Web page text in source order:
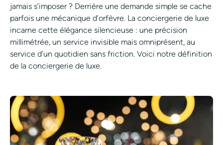
jamais s’imposer ? Derrière une demande simple se cache
parfois une mécanique d’orfèvre. La conciergerie de luxe
incarne cette élégance silencieuse : une précision
millimétrée, un service invisible mais omniprésent, au
service d’un quotidien sans friction. Voici notre définition
de la conciergerie de luxe.